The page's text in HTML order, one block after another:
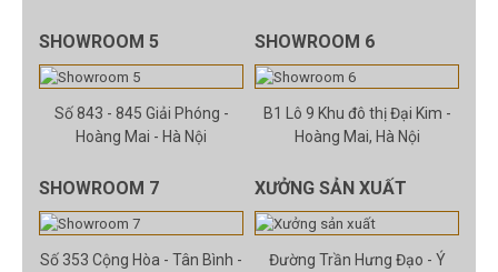
SHOWROOM 5
Số 843 - 845 Giải Phóng -
Hoàng Mai - Hà Nội
SHOWROOM 6
B1 Lô 9 Khu đô thị Đại Kim -
Hoàng Mai, Hà Nội
SHOWROOM 7
Số 353 Cộng Hòa - Tân Bình -
XƯỞNG SẢN XUẤT
Đường Trần Hưng Đạo - Ý